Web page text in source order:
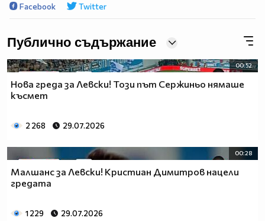
Facebook Twitter
Публично съдържание
00:52
Нова греда за Левски! Този път Сержиньо нямаше
късмет
2 268 29.07.2026
00:28
Малшанс за Левски! Кристиан Димитров нацели
гредата
1 229 29.07.2026